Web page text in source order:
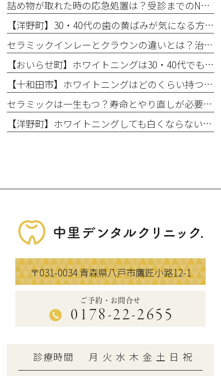
詰め物が取れた時の応急処置は？受診までのNG行動と放置リスク
【洋野町】30・40代の歯の黄ばみが気になる方へ｜ホワイトニングで変わる歯と印象
セラミックインレーとクラウンの違いとは？治療範囲別に適した選択肢を解説
【おいらせ町】ホワイトニングは30・40代でも効果ある？年代別の特徴と始める前に知っておきたいこと
【十和田市】ホワイトニングはどのくらい持つ？持続期間と長持ちさせるコツ
セラミックは一生もつ？寿命とやり直しが必要になるケース
【洋野町】ホワイトニングしても白くならない理由とは？効果が出にくい人の特徴
〒031-0034青森県八戸市鷹匠小路12-1
ご予約・お問合せ
0178-22-2655
診療時間 月 火 水 木 金 土 日 祝